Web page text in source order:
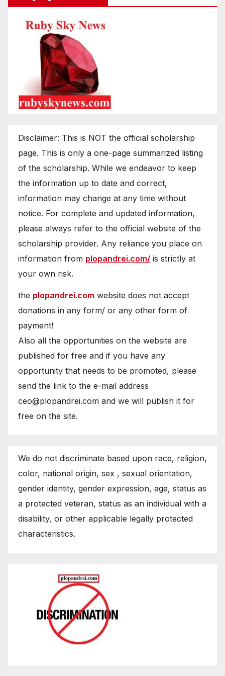
Disclaimer: This is NOT the official scholarship
page. This is only a one-page summarized listing
of the scholarship. While we endeavor to keep
the information up to date and correct,
information may change at any time without
notice. For complete and updated information,
please always refer to the official website of the
scholarship provider. Any reliance you place on
information from plopandrei.com/ is strictly at
your own risk.
the plopandrei.com website does not accept
donations in any form/ or any other form of
payment!
Also all the opportunities on the website are
published for free and if you have any
opportunity that needs to be promoted, please
send the link to the e-mail address
ceo@plopandrei.com and we will publish it for
free on the site.
We do not discriminate based upon race, religion,
color, national origin, sex , sexual orientation,
gender identity, gender expression, age, status as
a protected veteran, status as an individual with a
disability, or other applicable legally protected
characteristics.